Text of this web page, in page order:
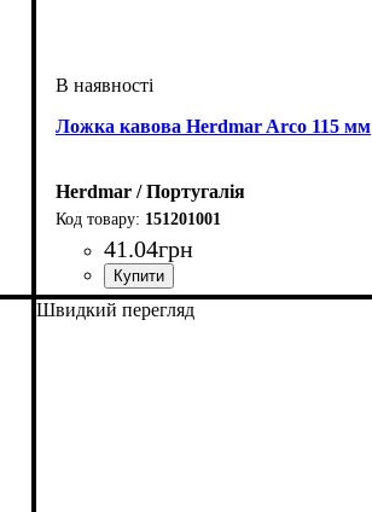
Ложка кавова Herdmar Arco 115 мм
Herdmar / Португалія
151201001
41.04грн
Швидкий перегляд